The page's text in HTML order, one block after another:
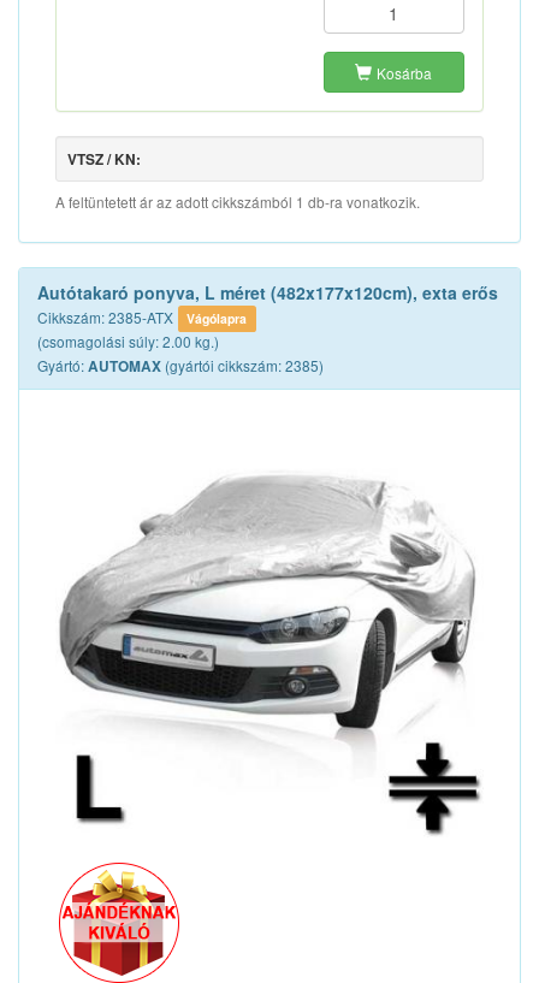
Kosárba
VTSZ / KN:
A feltüntetett ár az adott cikkszámból 1 db-ra vonatkozik.
Autótakaró ponyva, L méret (482x177x120cm), exta erős
Cikkszám: 2385-ATX Vágólapra
(csomagolási súly: 2.00 kg.)
Gyártó:AUTOMAX (gyártói cikkszám: 2385)